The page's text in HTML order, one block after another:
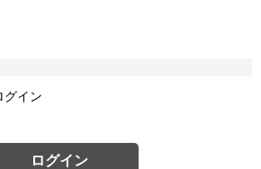
グイン
ログイン